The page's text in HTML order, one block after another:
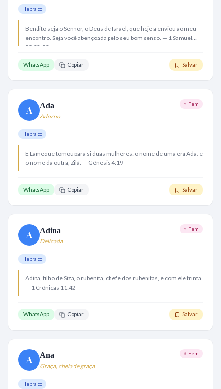
Hebraico
Bendito seja o Senhor, o Deus de Israel, que hoje a enviou ao meu
encontro. Seja você abençoada pelo seu bom senso. — 1 Samuel
25:32-33
WhatsApp Copiar Salvar
A Ada
Adorno
♀ Fem
Hebraico
E Lameque tomou para si duas mulheres: o nome de uma era Ada, e
o nome da outra, Zilá. — Gênesis 4:19
WhatsApp Copiar Salvar
A Adina
Delicada
♀ Fem
Hebraico
Adina, filho de Siza, o rubenita, chefe dos rubenitas, e com ele trinta.
— 1 Crônicas 11:42
WhatsApp Copiar Salvar
A Ana
Graça, cheia de graça
♀ Fem
Hebraico